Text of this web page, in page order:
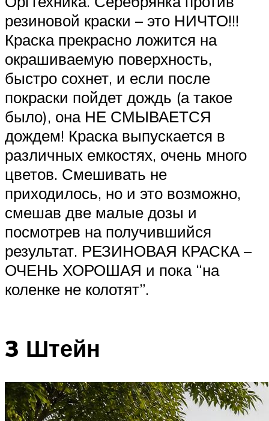
резиновой краски – это НИЧТО!!!
Краска прекрасно ложится на
окрашиваемую поверхность,
быстро сохнет, и если после
покраски пойдет дождь (а такое
было), она НЕ СМЫВАЕТСЯ
дождем! Краска выпускается в
различных емкостях, очень много
цветов. Смешивать не
приходилось, но и это возможно,
смешав две малые дозы и
посмотрев на получившийся
результат. РЕЗИНОВАЯ КРАСКА –
ОЧЕНЬ ХОРОШАЯ и пока “на
коленке не колотят”.
3 Штейн